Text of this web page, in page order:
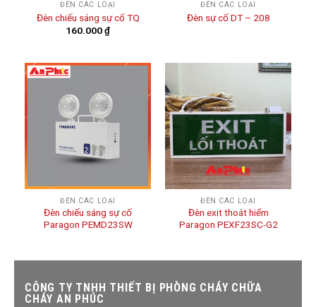
ĐÈN CÁC LOẠI
Đèn chiếu sáng sự cố TQ
160.000₫
ĐÈN CÁC LOẠI
Đèn sự cố DT – 208
ĐÈN CÁC LOẠI
Đèn chiếu sáng sự cố
Paragon PEMD23SW
ĐÈN CÁC LOẠI
Đèn exit thoát hiểm
Paragon PEXF23SC-G2
CÔNG TY TNHH THIẾT BỊ PHÒNG CHÁY CHỮA
CHÁY AN PHÚC